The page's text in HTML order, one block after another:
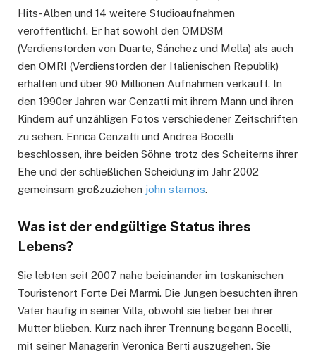
Hits-Alben und 14 weitere Studioaufnahmen
veröffentlicht. Er hat sowohl den OMDSM
(Verdienstorden von Duarte, Sánchez und Mella) als auch
den OMRI (Verdienstorden der Italienischen Republik)
erhalten und über 90 Millionen Aufnahmen verkauft. In
den 1990er Jahren war Cenzatti mit ihrem Mann und ihren
Kindern auf unzähligen Fotos verschiedener Zeitschriften
zu sehen. Enrica Cenzatti und Andrea Bocelli
beschlossen, ihre beiden Söhne trotz des Scheiterns ihrer
Ehe und der schließlichen Scheidung im Jahr 2002
gemeinsam großzuziehen john stamos.
Was ist der endgültige Status ihres
Lebens?
Sie lebten seit 2007 nahe beieinander im toskanischen
Touristenort Forte Dei Marmi. Die Jungen besuchten ihren
Vater häufig in seiner Villa, obwohl sie lieber bei ihrer
Mutter blieben. Kurz nach ihrer Trennung begann Bocelli,
mit seiner Managerin Veronica Berti auszugehen. Sie